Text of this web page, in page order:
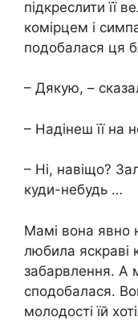
підкреслити її
комірцем і
подобалася ця
– Дякую, –
– Надінеш її на
– Ні, навіщо?
куди-небудь …
Мамі вона явно
любила яскраві
забарвлення. А
сподобалася.
молодості їй